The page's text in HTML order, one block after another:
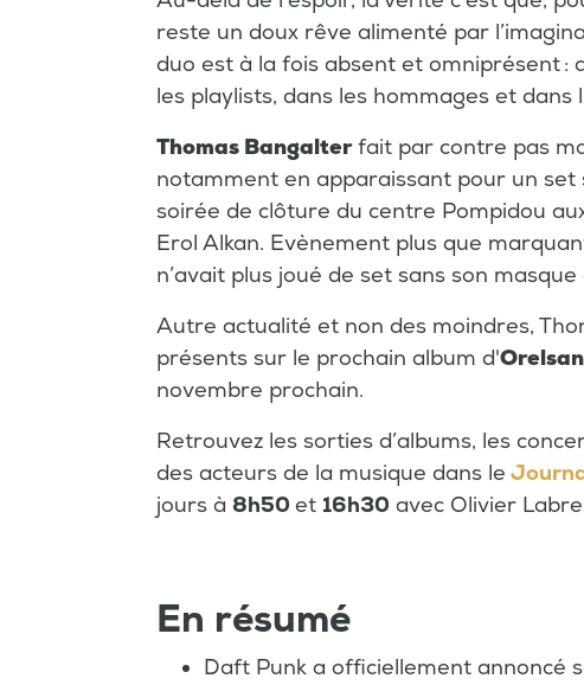
reste un doux rêve alimenté par
duo est à la fois absent et omniprésent :
les playlists, dans les hommages et dans
Thomas Bangalterfait par contre pas
notamment en apparaissant pour un
soirée de clôture du centre Pompidou
Erol Alkan. Evènement plus que
n’avait plus joué de set sans son
Autre actualité et non des moindres,
présents sur le prochain album d'Orelsan
novembre prochain.
Retrouvez les sorties d’albums, les
des acteurs de la musique dans le
jours à 8h50 et 16h30 avec Olivier
En résumé
Daft Punk a officiellement annoncé